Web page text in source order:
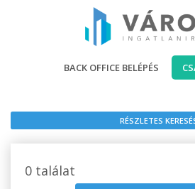
BACK OFFICE BELÉPÉS
RÉSZLETES
0 találat